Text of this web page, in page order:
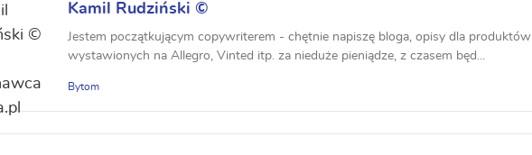
Kamil Rudziński ©
Jestem początkującym copywriterem - chętnie napiszę bloga, opisy dla produktów
wystawionych na Allegro, Vinted itp. za nieduże pieniądze, z czasem będ...
Bytom